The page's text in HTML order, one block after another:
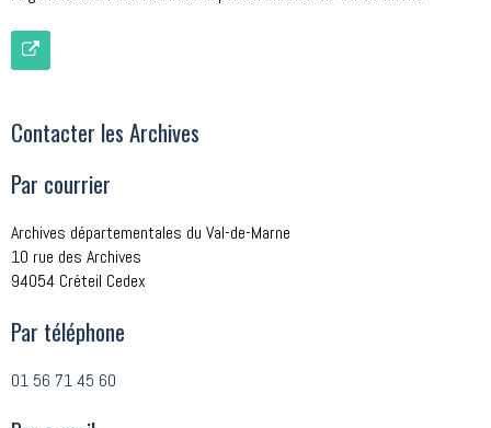
Contacter les Archives
Par courrier
Archives départementales du Val-de-Marne
10 rue des Archives
94054 Créteil Cedex
Par téléphone
01 56 71 45 60